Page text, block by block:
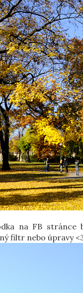
na FB stránce
filtr nebo úpravy